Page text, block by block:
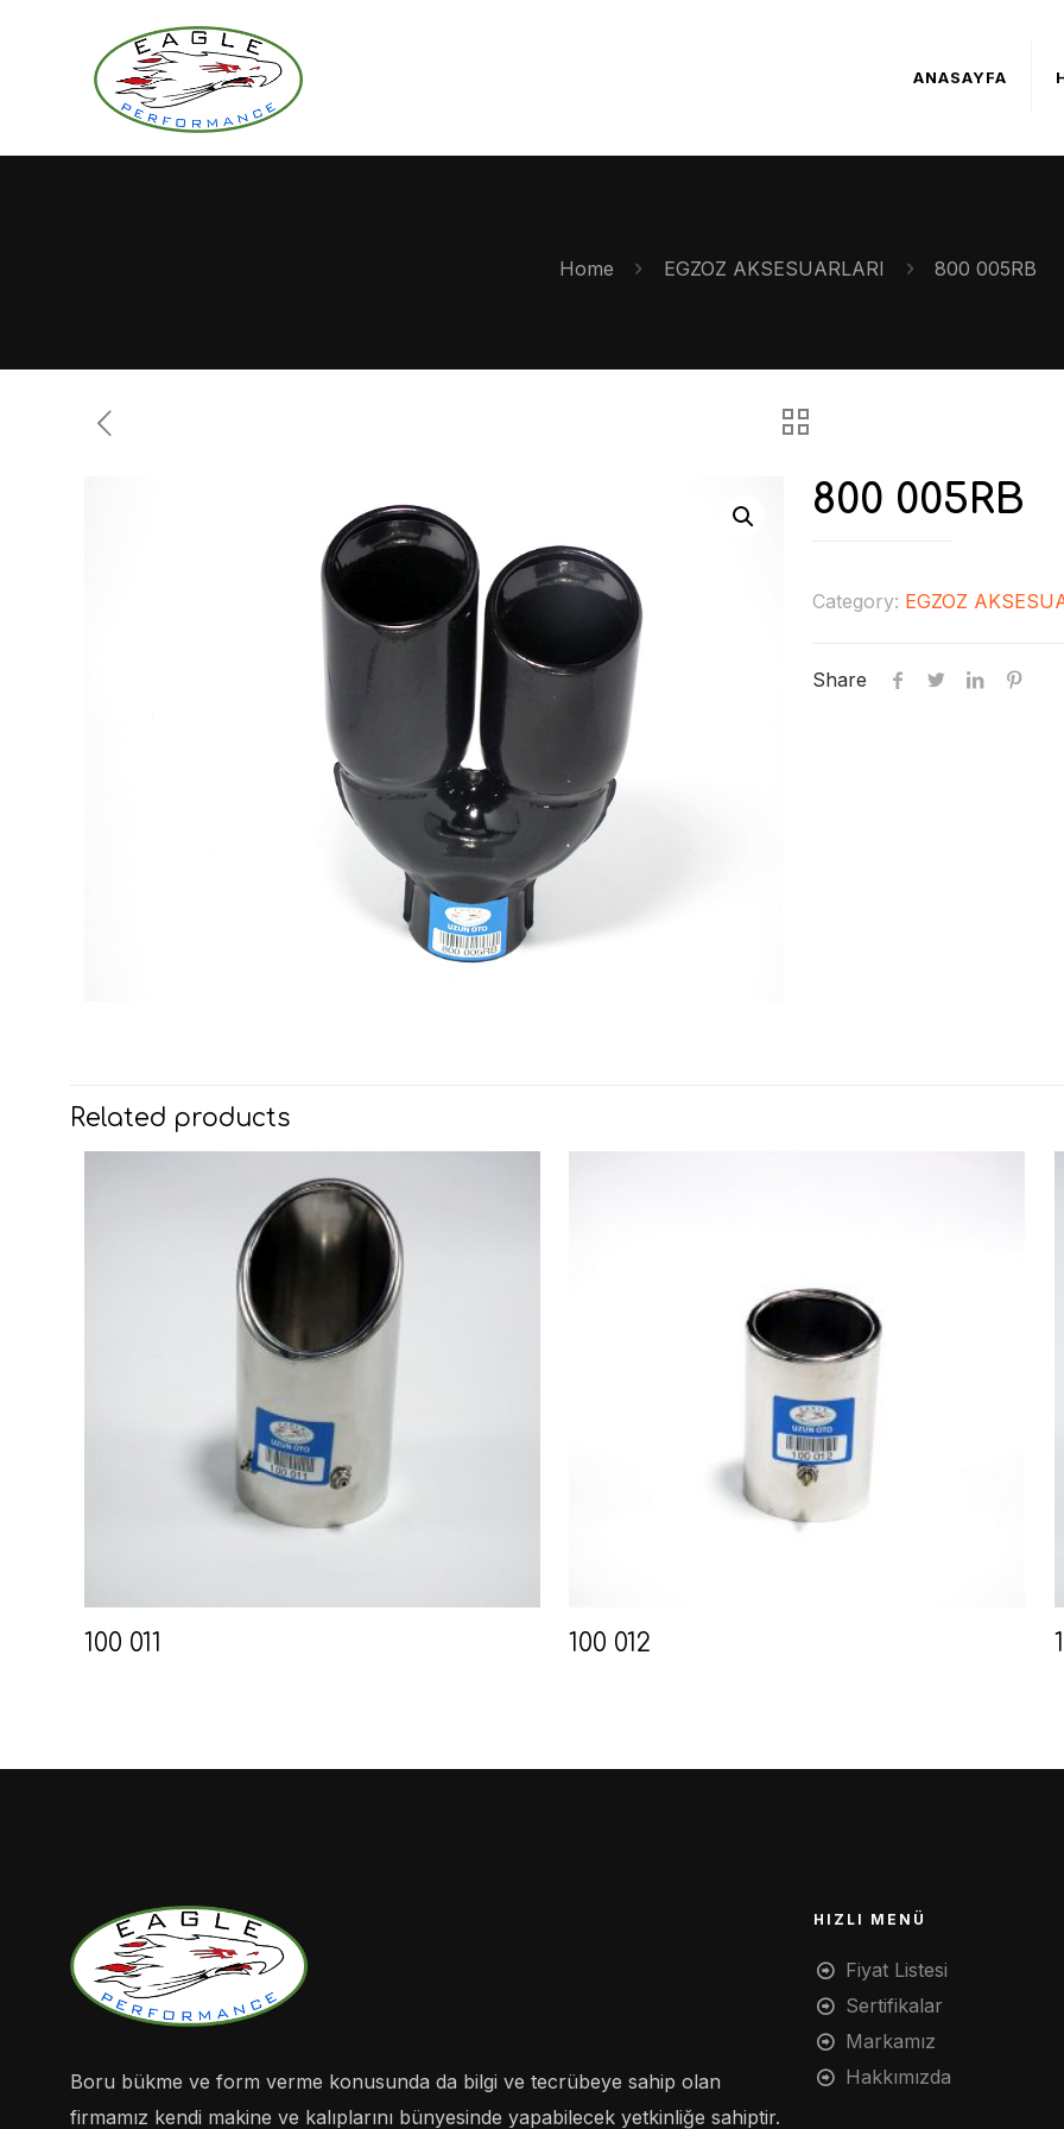
ANASAYFA
Home EGZOZ AKSESUARLARI 800 005RB
800 005RB
Category: EGZOZ
Share
Related products
100 011 100 012
Boru bükme ve form verme konusunda da bilgi ve tecrübeye sahip olan
firmamız kendi makine ve kalıplarını bünyesinde yapabilecek yetkinliğe sahiptir.
HIZLI MENÜ
Fiyat Listesi
Sertifikalar
Markamız
Hakkımızda